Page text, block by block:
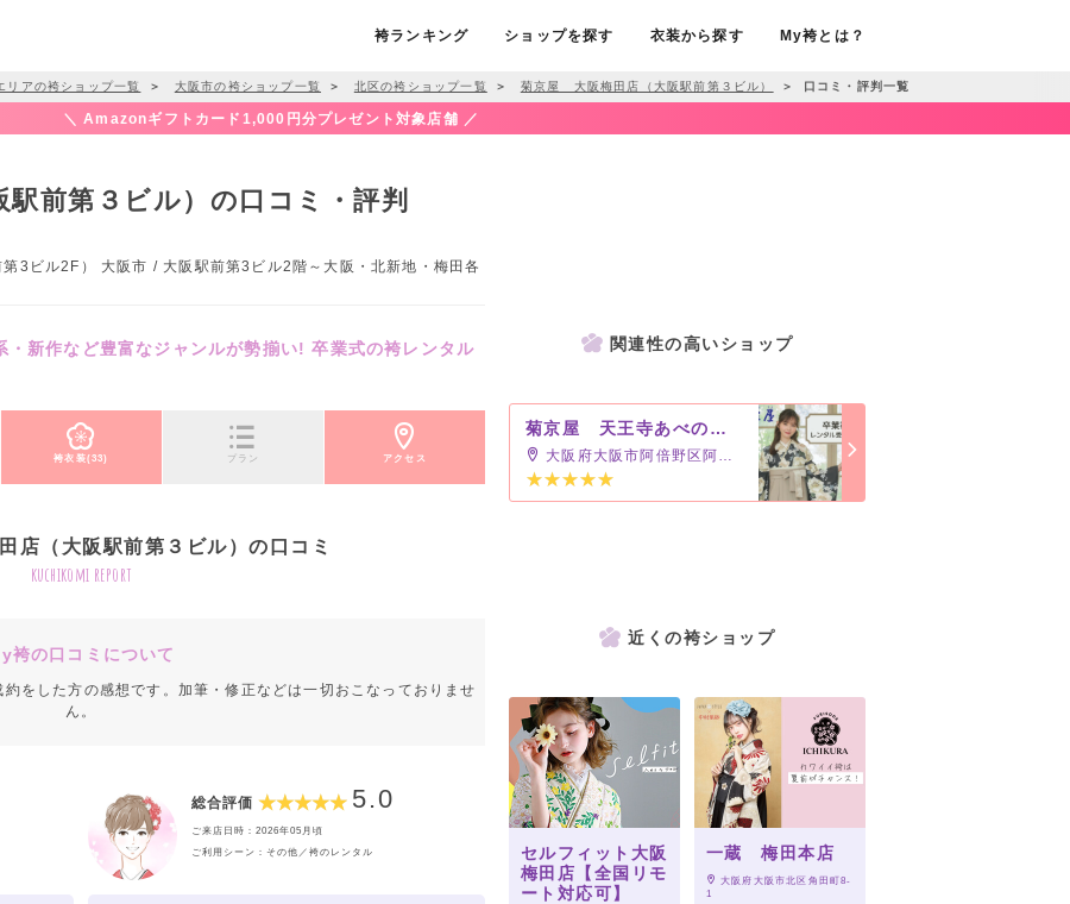
袴ランキング ショップを探す 衣装から探す My袴とは？
リアの袴ショップ一覧 ＞ 大阪市の袴ショップ一覧 ＞ 北区の袴ショップ一覧 ＞ 菊京屋 大阪梅田店（大阪駅前第３ビル） ＞ 口コミ・評判一覧
＼ Amazonギフトカード1,000円分プレゼント対象店舗 ／
前第３ビル）の口コミ・評判
3ビル2F） 大阪市 / 大阪駅前第3ビル2階～大阪・北新地・梅田各
新作など豊富なジャンルが勢揃い! 卒業式の袴レンタル
袴衣装(33) プラン アクセス
店（大阪駅前第３ビル）の口コミ
kuchikomi report
袴の口コミについて
をした方の感想です。加筆・修正などは一切おこなっておりませ
ん。
総合評価 5.0
ご来店日時：2026年05月頃
ご利用シーン：その他／袴のレンタル
関連性の高いショップ
菊京屋 天王寺あべの店（ルシアス２階）
大阪府大阪市阿倍野区阿倍野筋1-5-1（あべのルシアス2階）
近くの袴ショップ
セルフィット大阪
梅田店【全国リモ
ート対応可】
一蔵 梅田本店
大阪府大阪市北区角田町8-
1